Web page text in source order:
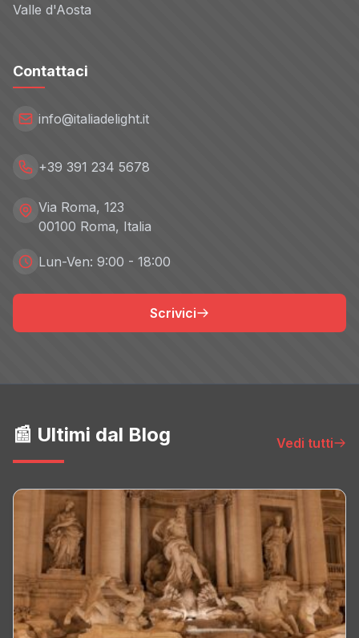
Valle d'Aosta
Contattaci
info@italiadelight.it
+39 391 234 5678
Via Roma, 123
00100 Roma, Italia
Lun-Ven: 9:00 - 18:00
Scrivici
📰 Ultimi dal Blog Vedi tutti